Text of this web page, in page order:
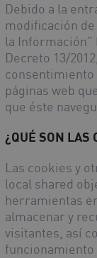
Debido a la
modificación
la Información”
Decreto 13/
consentimiento
páginas web
que éste
¿QUÉ SON LAS
Las cookies y
local shared
herramientas
almacenar y
visitantes, así
funcionamiento